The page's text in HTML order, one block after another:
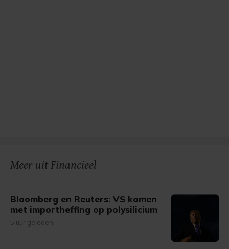
Meer uit Financieel
Bloomberg en Reuters: VS komen
met importheffing op polysilicium
5 uur geleden